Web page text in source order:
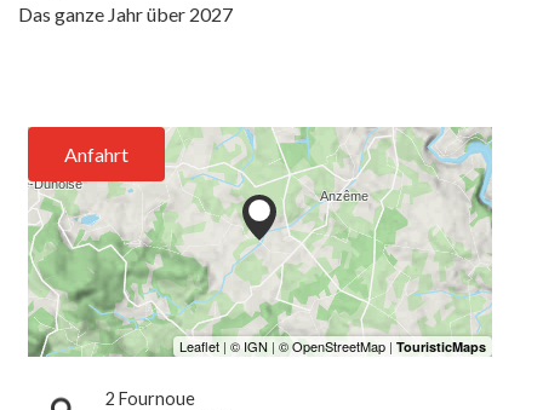
Das ganze Jahr über 2027
Anfahrt
2 Fournoue